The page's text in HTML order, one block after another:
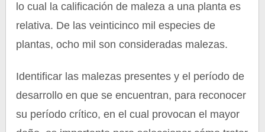
lo cual la calificación de maleza a una planta es
relativa. De las veinticinco mil especies de
plantas, ocho mil son consideradas malezas.
Identificar las malezas presentes y el período de
desarrollo en que se encuentran, para reconocer
su período crítico, en el cual provocan el mayor